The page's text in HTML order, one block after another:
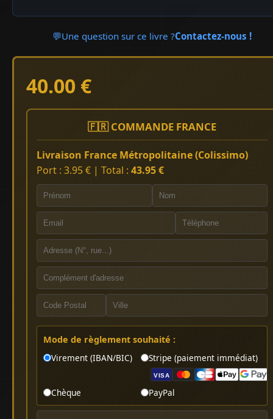
💬Une question sur ce livre ?Contactez-nous !
40.00 €
🇫🇷 COMMANDE FRANCE
Livraison France Métropolitaine (Colissimo)
Port : 3.95 € | Total : 43.95 €
Mode de règlement souhaité :
Virement (IBAN/BIC)
Stripe (paiement immédiat)
VISA
Chèque PayPal